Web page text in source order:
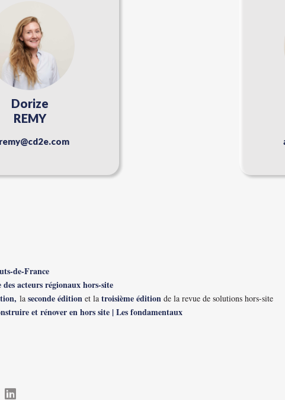
Dorize
REMY
de-France
acteurs régionaux hors-site
la seconde édition et la troisième édition de la revue de solutions hors-site
et rénover en hors site | Les fondamentaux